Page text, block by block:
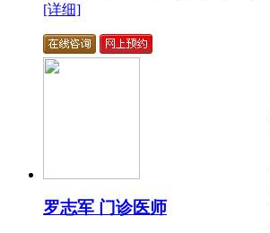
[详细]
罗志军 门诊医师